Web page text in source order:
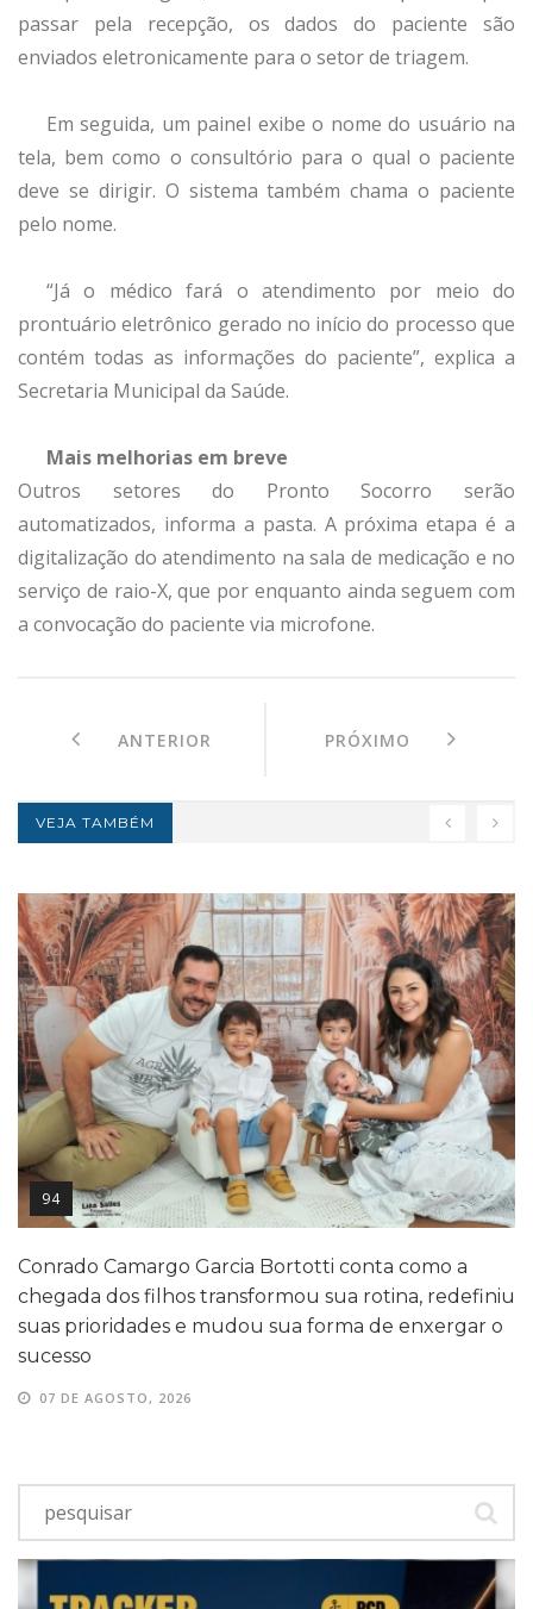
passar pela recepção, os dados do paciente são
enviados eletronicamente para o setor de triagem.
Em seguida, um painel exibe o nome do usuário na
tela, bem como o consultório para o qual o paciente
deve se dirigir. O sistema também chama o paciente
pelo nome.
“Já o médico fará o atendimento por meio do
prontuário eletrônico gerado no início do processo que
contém todas as informações do paciente”, explica a
Secretaria Municipal da Saúde.
Mais melhorias em breve
Outros setores do Pronto Socorro serão
automatizados, informa a pasta. A próxima etapa é a
digitalização do atendimento na sala de medicação e no
serviço de raio-X, que por enquanto ainda seguem com
a convocação do paciente via microfone.
ANTERIOR PRÓXIMO
VEJA TAMBÉM
94
Conrado Camargo Garcia Bortotti conta como a
chegada dos filhos transformou sua rotina, redefiniu
suas prioridades e mudou sua forma de enxergar o
sucesso
07 DE AGOSTO, 2026